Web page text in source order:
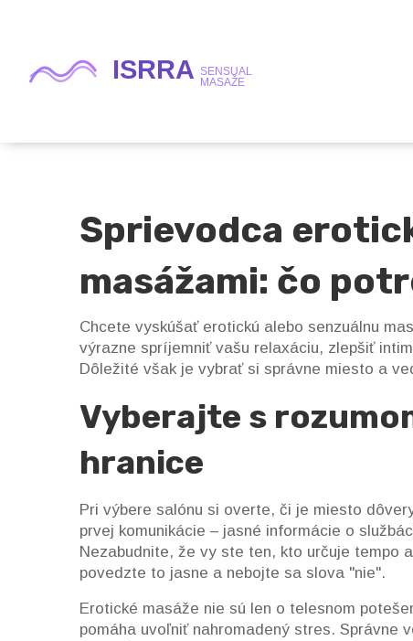
Sprievodca
masážami: čo
Chcete vyskúšať erotickú alebo senzuálnu
výrazne spríjemniť vašu relaxáciu, zlepšiť
Dôležité však je vybrať si správne miesto a
Vyberajte s
hranice
Pri výbere salónu si overte, či je miesto
prvej komunikácie – jasné informácie o
Nezabudnite, že vy ste ten, kto určuje tempo
povedzte to jasne a nebojte sa slova "nie".
Erotické masáže nie sú len o telesnom
pomáha uvoľniť nahromadený stres. Správne